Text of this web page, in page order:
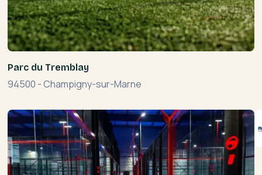
Parc du Tremblay
94500 -Champigny-sur-Marne